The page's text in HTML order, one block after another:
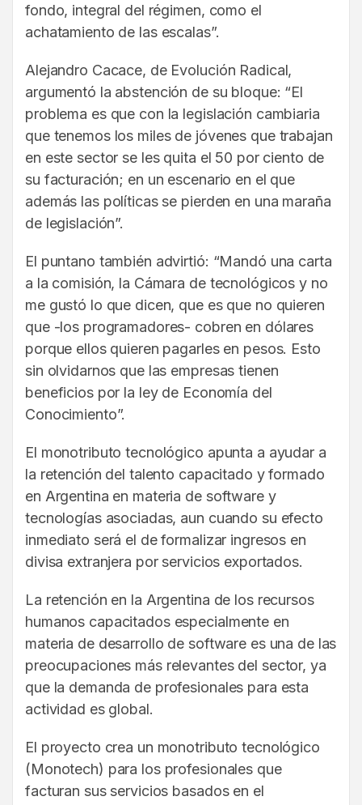
fondo, integral del régimen, como el
achatamiento de las escalas”.
Alejandro Cacace, de Evolución Radical,
argumentó la abstención de su bloque: “El
problema es que con la legislación cambiaria
que tenemos los miles de jóvenes que trabajan
en este sector se les quita el 50 por ciento de
su facturación; en un escenario en el que
además las políticas se pierden en una maraña
de legislación”.
El puntano también advirtió: “Mandó una carta
a la comisión, la Cámara de tecnológicos y no
me gustó lo que dicen, que es que no quieren
que -los programadores- cobren en dólares
porque ellos quieren pagarles en pesos. Esto
sin olvidarnos que las empresas tienen
beneficios por la ley de Economía del
Conocimiento”.
El monotributo tecnológico apunta a ayudar a
la retención del talento capacitado y formado
en Argentina en materia de software y
tecnologías asociadas, aun cuando su efecto
inmediato será el de formalizar ingresos en
divisa extranjera por servicios exportados.
La retención en la Argentina de los recursos
humanos capacitados especialmente en
materia de desarrollo de software es una de las
preocupaciones más relevantes del sector, ya
que la demanda de profesionales para esta
actividad es global.
El proyecto crea un monotributo tecnológico
(Monotech) para los profesionales que
facturan sus servicios basados en el